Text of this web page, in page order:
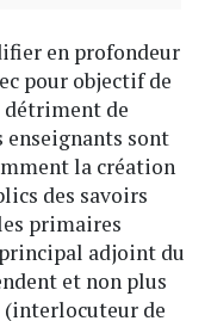
en profondeur
pour objectif de
détriment de
enseignants sont
la création
des savoirs
primaires
adjoint du
et non plus
(interlocuteur de